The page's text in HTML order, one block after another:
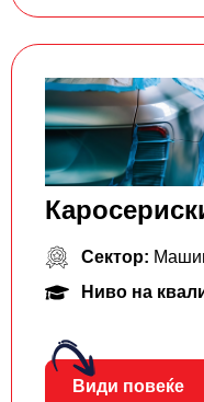
Сектор:
Ниво на
Види повеќе